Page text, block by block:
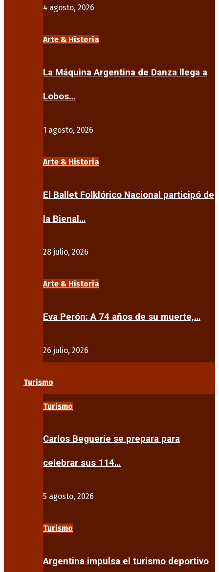
4 agosto, 2026
Arte & Historia
La Máquina Argentina de Danza llega a
Lobos…
1 agosto, 2026
Arte & Historia
El Ballet Folklórico Nacional participó de
la Bienal…
28 julio, 2026
Arte & Historia
Eva Perón: A 74 años de su muerte,…
26 julio, 2026
Turismo
Turismo
Carlos Beguerie se prepara para
celebrar sus 114…
5 agosto, 2026
Turismo
Argentina impulsa el turismo deportivo